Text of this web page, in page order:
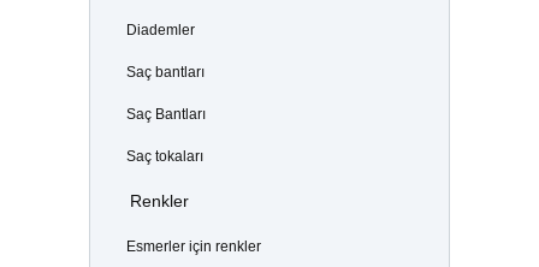
Diademler
Saç bantları
Saç Bantları
Saç tokaları
Renkler
Esmerler için renkler